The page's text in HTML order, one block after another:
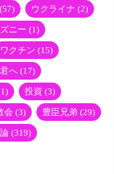
(57) ウクライナ (2)
ニー (1)
ワクチン (15)
へ (17)
投資 (3)
会 (3) 豊臣兄弟 (29)
(319)